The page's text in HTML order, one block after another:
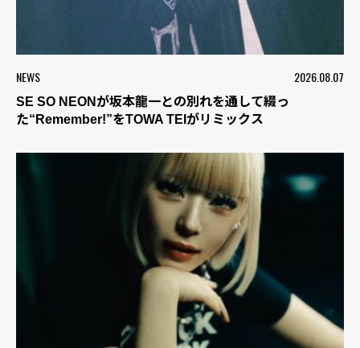
NEWS 2026.08.07
SE SO NEONが坂本龍一との別れを通して綴っ
た“Remember!”をTOWA TEIがリミックス